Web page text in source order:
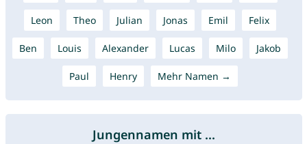
Leon Theo Julian Jonas Emil Felix
Ben Louis Alexander Lucas Milo Jakob
Paul Henry Mehr Namen →
Jungennamen mit ...